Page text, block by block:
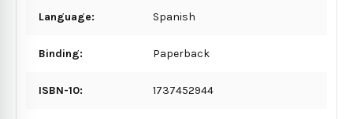
Language: Spanish
Binding: Paperback
ISBN-10: 1737452944